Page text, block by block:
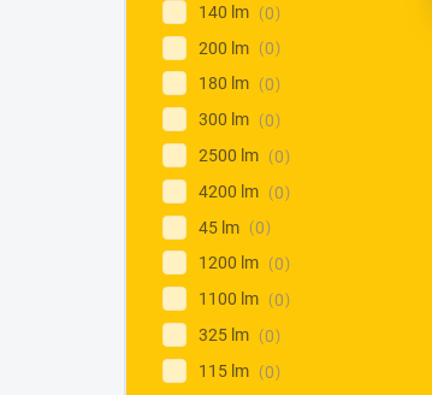
140 lm
0
200 lm
0
180 lm
0
300 lm
0
2500 lm
0
4200 lm
0
45 lm
0
1200 lm
0
1100 lm
0
325 lm
0
115 lm
0